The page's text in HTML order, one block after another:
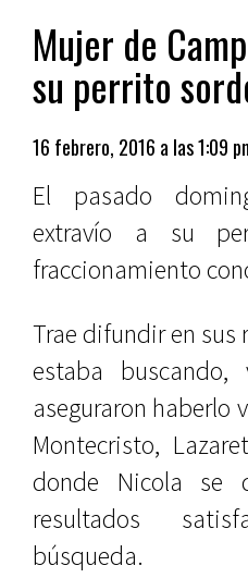
Mujer de
su perrito
16 febrero, 2016 a las 1:09
El pasado
extravío a su
fraccionamiento
Trae difundir en sus
estaba buscando,
aseguraron haberlo
Montecristo,
donde Nicola se
resultados
búsqueda.